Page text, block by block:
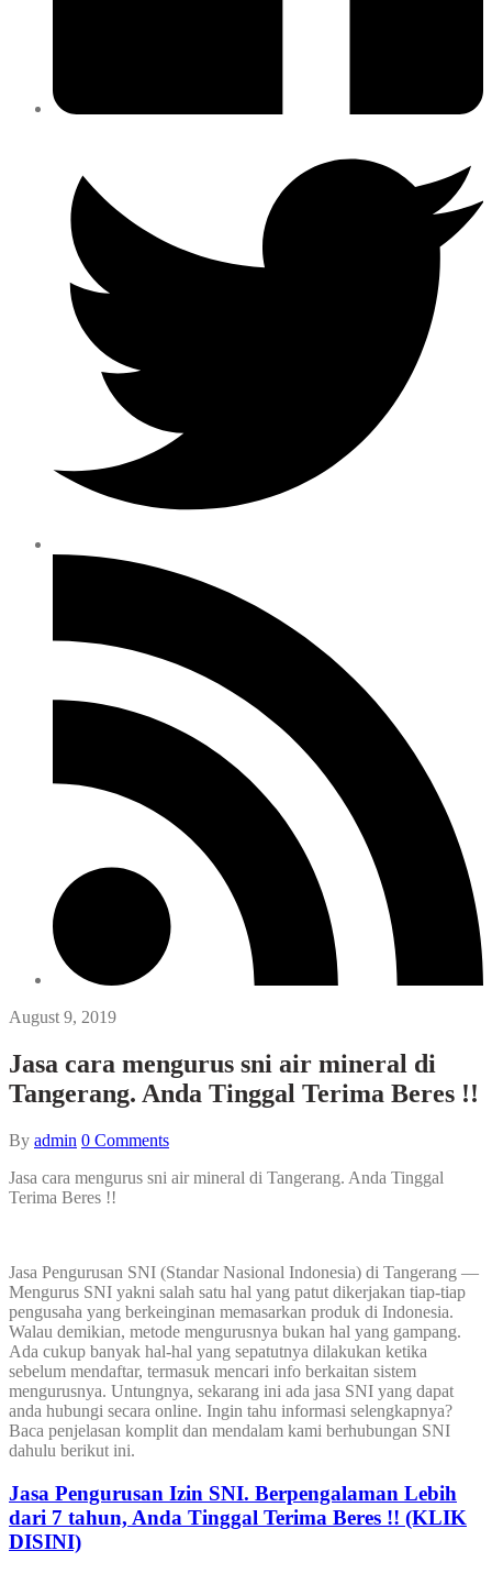
August 9, 2019
Jasa cara mengurus sni air mineral di
Tangerang. Anda Tinggal Terima Beres !!
By admin 0 Comments
Jasa cara mengurus sni air mineral di Tangerang. Anda Tinggal
Terima Beres !!
Jasa Pengurusan SNI (Standar Nasional Indonesia) di Tangerang —
Mengurus SNI yakni salah satu hal yang patut dikerjakan tiap-tiap
pengusaha yang berkeinginan memasarkan produk di Indonesia.
Walau demikian, metode mengurusnya bukan hal yang gampang.
Ada cukup banyak hal-hal yang sepatutnya dilakukan ketika
sebelum mendaftar, termasuk mencari info berkaitan sistem
mengurusnya. Untungnya, sekarang ini ada jasa SNI yang dapat
anda hubungi secara online. Ingin tahu informasi selengkapnya?
Baca penjelasan komplit dan mendalam kami berhubungan SNI
dahulu berikut ini.
Jasa Pengurusan Izin SNI. Berpengalaman Lebih
dari 7 tahun, Anda Tinggal Terima Beres !! (KLIK
DISINI)